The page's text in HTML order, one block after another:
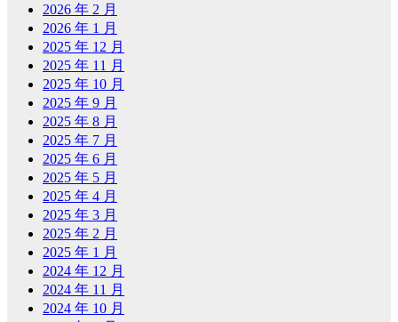
2026 年 2 月
2026 年 1 月
2025 年 12 月
2025 年 11 月
2025 年 10 月
2025 年 9 月
2025 年 8 月
2025 年 7 月
2025 年 6 月
2025 年 5 月
2025 年 4 月
2025 年 3 月
2025 年 2 月
2025 年 1 月
2024 年 12 月
2024 年 11 月
2024 年 10 月